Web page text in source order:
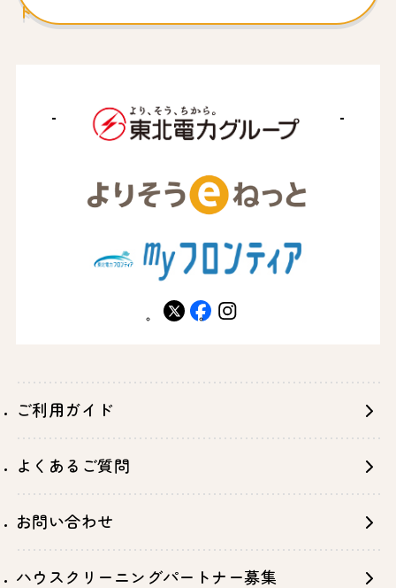
ト
X facebookinstagram
ご利用ガイド
よくあるご質問
お問い合わせ
ハウスクリーニングパートナー募集